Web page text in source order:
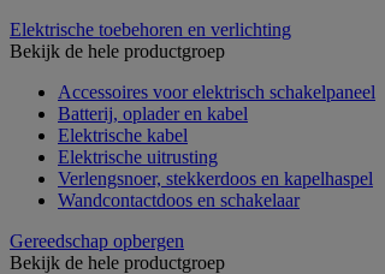
Elektrische toebehoren en verlichting
Bekijk de hele productgroep
Accessoires voor elektrisch schakelpaneel
Batterij, oplader en kabel
Elektrische kabel
Elektrische uitrusting
Verlengsnoer, stekkerdoos en kapelhaspel
Wandcontactdoos en schakelaar
Gereedschap opbergen
Bekijk de hele productgroep